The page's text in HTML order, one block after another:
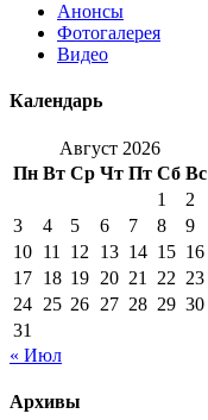
Анонсы
Фотогалерея
Видео
Календарь
Август 2026
Пн Вт Ср Чт Пт Сб Вс
1
2
3
4 5 6 7 8
9
10 11 12 13 14 15 16
17 18 19 20 21 22 23
24 25 26 27 28 29 30
31
« Июл
Архивы